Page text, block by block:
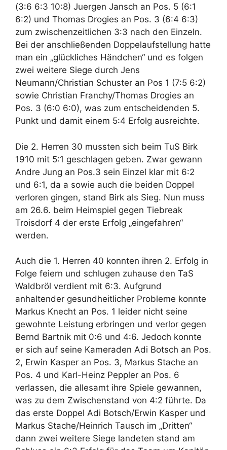
(3:6 6:3 10:8) Juergen Jansch an Pos. 5 (6:1
6:2) und Thomas Drogies an Pos. 3 (6:4 6:3)
zum zwischenzeitlichen 3:3 nach den Einzeln.
Bei der anschließenden Doppelaufstellung hatte
man ein „glückliches Händchen“ und es folgen
zwei weitere Siege durch Jens
Neumann/Christian Schuster an Pos 1 (7:5 6:2)
sowie Christian Franchy/Thomas Drogies an
Pos. 3 (6:0 6:0), was zum entscheidenden 5.
Punkt und damit einem 5:4 Erfolg ausreichte.
Die 2. Herren 30 mussten sich beim TuS Birk
1910 mit 5:1 geschlagen geben. Zwar gewann
Andre Jung an Pos.3 sein Einzel klar mit 6:2
und 6:1, da a sowie auch die beiden Doppel
verloren gingen, stand Birk als Sieg. Nun muss
am 26.6. beim Heimspiel gegen Tiebreak
Troisdorf 4 der erste Erfolg „eingefahren“
werden.
Auch die 1. Herren 40 konnten ihren 2. Erfolg in
Folge feiern und schlugen zuhause den TaS
Waldbröl verdient mit 6:3. Aufgrund
anhaltender gesundheitlicher Probleme konnte
Markus Knecht an Pos. 1 leider nicht seine
gewohnte Leistung erbringen und verlor gegen
Bernd Bartnik mit 0:6 und 4:6. Jedoch konnte
er sich auf seine Kameraden Adi Botsch an Pos.
2, Erwin Kasper an Pos. 3, Markus Stache an
Pos. 4 und Karl-Heinz Peppler an Pos. 6
verlassen, die allesamt ihre Spiele gewannen,
was zu dem Zwischenstand von 4:2 führte. Da
das erste Doppel Adi Botsch/Erwin Kasper und
Markus Stache/Heinrich Tausch im „Dritten“
dann zwei weitere Siege landeten stand am